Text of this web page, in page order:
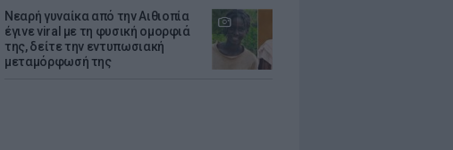
Νεαρή γυναίκα από την Αιθιοπία
έγινε viral με τη φυσική ομορφιά
της, δείτε την εντυπωσιακή
μεταμόρφωσή της